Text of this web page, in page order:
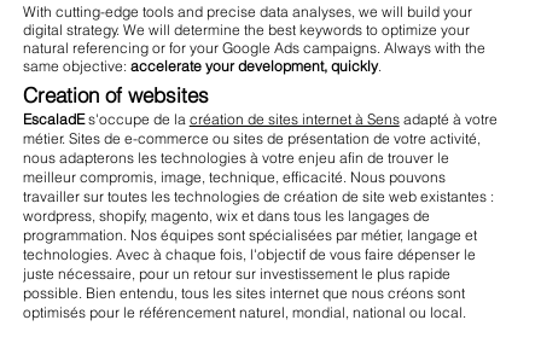
With cutting-edge tools and precise data analyses, we will build your
digital strategy. We will determine the best keywords to optimize your
natural referencing or for your Google Ads campaigns. Always with the
same objective: accelerate your development, quickly.
Creation of websites
EscaladEs'occupe de la création de sites internet à Sensadapté à votre
métier. Sites de e-commerce ou sites de présentation de votre activité,
nous adapterons les technologies à votre enjeu afin de trouver le
meilleur compromis, image, technique, efficacité. Nous pouvons
travailler sur toutes les technologies de création de site web existantes :
wordpress, shopify, magento, wix et dans tous les langages de
programmation. Nos équipes sont spécialisées par métier, langage et
technologies. Avec à chaque fois, l'objectif de vous faire dépenser le
juste nécessaire, pour un retour sur investissement le plus rapide
possible. Bien entendu, tous les sites internet que nous créons sont
optimisés pour le référencement naturel, mondial, national ou local.